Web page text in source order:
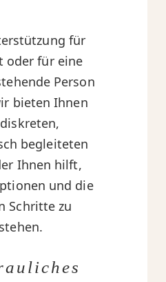
für
oder für eine
Person
bieten Ihnen
begleiteten
Ihnen hilft,
und die
Schritte zu